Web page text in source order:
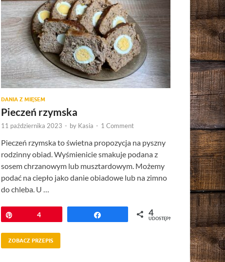
DANIA Z MIĘSEM
Pieczeń rzymska
11 października 2023 - by Kasia - 1 Comment
Pieczeń rzymska to świetna propozycja na pyszny
rodzinny obiad. Wyśmienicie smakuje podana z
sosem chrzanowym lub musztardowym. Możemy
podać na ciepło jako danie obiadowe lub na zimno
do chleba. U …
Przypnij
4 Udostępnij 4
UDOSTĘPNIEŃ
ZOBACZ PRZEPIS